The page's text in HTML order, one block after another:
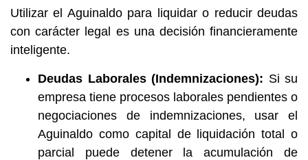
Utilizar el Aguinaldo para liquidar o reducir deudas
con carácter legal es una decisión financieramente
inteligente.
Deudas Laborales (Indemnizaciones): Si su
empresa tiene procesos laborales pendientes o
negociaciones de indemnizaciones, usar el
Aguinaldo como capital de liquidación total o
parcial puede detener la acumulación de